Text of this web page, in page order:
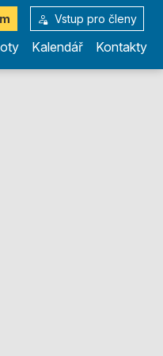
Vstup pro členy
Kalendář Kontakty